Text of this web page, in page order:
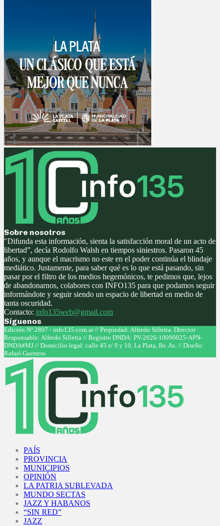
Sobre nosotros
"Difunda esta información, sienta la satisfacción moral de un acto de
libertad”, decía Rodolfo Walsh en tiempos siniestros. Pasaron 45
años, y aunque el macrismo no este en el poder continúa el blindaje
mediático. Justamente, para saber qué es lo que está pasando, sin
pasar por el filtro de los medios hegemónicos, te pedimos que, lejos
de abandonarnos, colabores con INFO135 para que podamos seguir
informándote y seguir siendo un espacio de libertad en medio de
tanta oscuridad.
Contacto: info135web@gmail.com
Síguenos
Facebook
Twitter
Instagram
Youtube
Edición Nº 2807 - info135.com.ar // Propiedad: Alfredo Silletta. Director
Responsable: Alfredo Silletta // Registro DNDA: PV-2026-10090025-APN-
DNDA#MJ // Domicilio legal: calle 45 e/ 9 y 10, La Plata, Bs. As. // Diseño:
Rafael Guerrero
PAÍS
PROVINCIA
MUNICIPIOS
OPINIÓN
LA PATRIA SUBLEVADA
MUNDO SECTAS
JAZZ Y HABANOS
“SIN RED”
JAZZ